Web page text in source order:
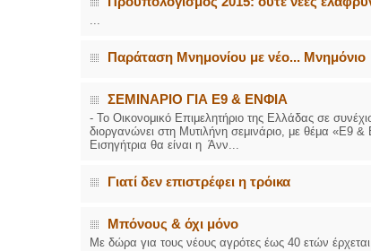
...
Παράταση Μνημονίου με νέο... Μνημόνιο
ΣΕΜΙΝΑΡΙΟ ΓΙΑ Ε9 & ΕΝΦΙΑ
- Το Οικονομικό Επιμελητήριο της Ελλάδας σε
διοργανώνει στη Μυτιλήνη σεμινάριο, με θέμα «Ε9
Εισηγήτρια θα είναι η Άνν...
Γιατί δεν επιστρέφει η τρόικα
Μπόνους & όχι μόνο
Με δώρα για τους νέους αγρότες έως 40 ετών